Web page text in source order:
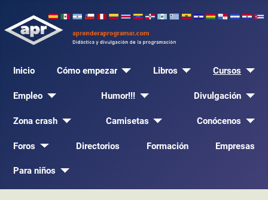
Inicio Cómo empezar Libros Cursos
Empleo Humor!!! Divulgación
Zona crash Camisetas Conócenos
Foros Directorios Formación Empresas
Para niños